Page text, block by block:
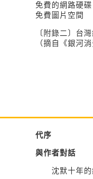
免費的網路硬碟
免費圖片空間
〔附錄二〕台
（摘自《銀河
代序
與作者對話
沈默十年的